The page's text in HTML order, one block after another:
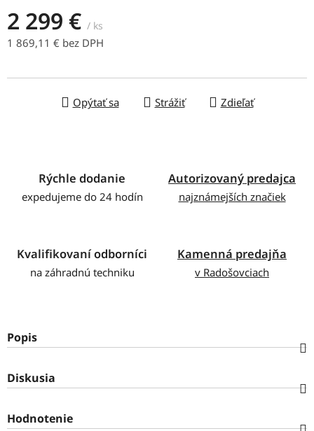
2 299 € / ks
1 869,11 € bez DPH
Opýtať sa Strážiť Zdieľať
Rýchle dodanie
expedujeme do 24 hodín
Autorizovaný predajca
najznámejších značiek
Kvalifikovaní odborníci
na záhradnú techniku
Kamenná predajňa
v Radošovciach
Popis
Diskusia
Hodnotenie